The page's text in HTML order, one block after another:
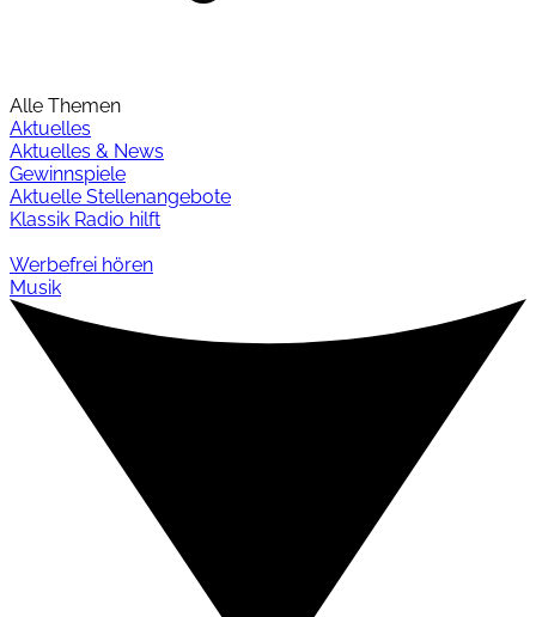
Alle Themen
Aktuelles
Aktuelles & News
Gewinnspiele
Aktuelle Stellenangebote
Klassik Radio hilft
Werbefrei hören
Musik